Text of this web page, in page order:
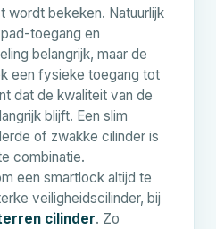
wordt bekeken. Natuurlijk
toegang en
belangrijk, maar de
een fysieke toegang tot
dat de kwaliteit van de
blijft. Een slim
of zwakke cilinder is
combinatie.
een smartlock altijd te
veiligheidscilinder, bij
cilinder. Zo